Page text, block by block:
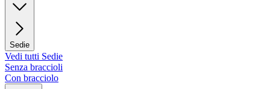
Sedie
Vedi tutti Sedie
Senza braccioli
Con bracciolo